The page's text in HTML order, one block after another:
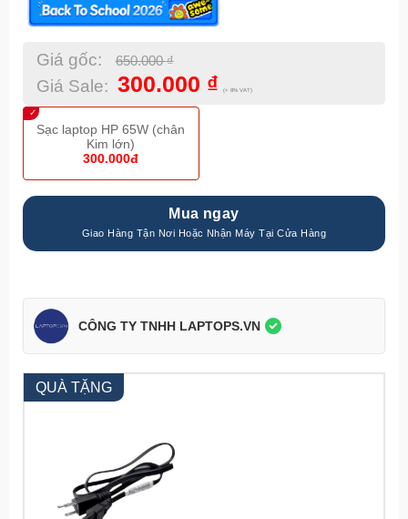
Giá gốc: 650.000₫
Giá Sale: 300.000 ₫ (+ 8% VAT)
Sạc laptop HP 65W (chân
Kim lớn)
300.000đ
Mua ngay
CÔNG TY TNHH LAPTOPS.VN
QUÀ TẶNG